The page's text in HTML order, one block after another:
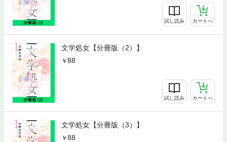
試し読み カートへ
文学処女【分冊版（2）】
88
試し読み カートへ
文学処女【分冊版（3）】
88